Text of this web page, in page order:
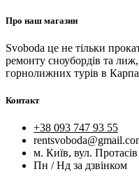
Про наш магазин
Svoboda це не тільки
ремонту сноубордів та лиж,
горнолижних турів в
Контакт
+38 093 747 93 55
м. Київ, вул.
Пн / Нд за дзвінком